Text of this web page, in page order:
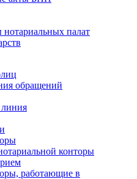
палат
обращений
конторы
работающие в